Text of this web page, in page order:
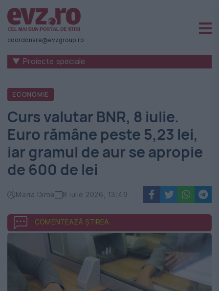
Știri
naționale
internaționale
România
-
Evenimentul
Zilei
coordonare@evzgroup.ro
▼ Proiecte speciale
ECONOMIE
Curs valutar BNR, 8 iulie.
Euro rămâne peste 5,23 lei,
iar gramul de aur se apropie
de 600 de lei
Maria Dima 8 iulie 2026, 13:49
COMENTEAZĂ ȘTIREA